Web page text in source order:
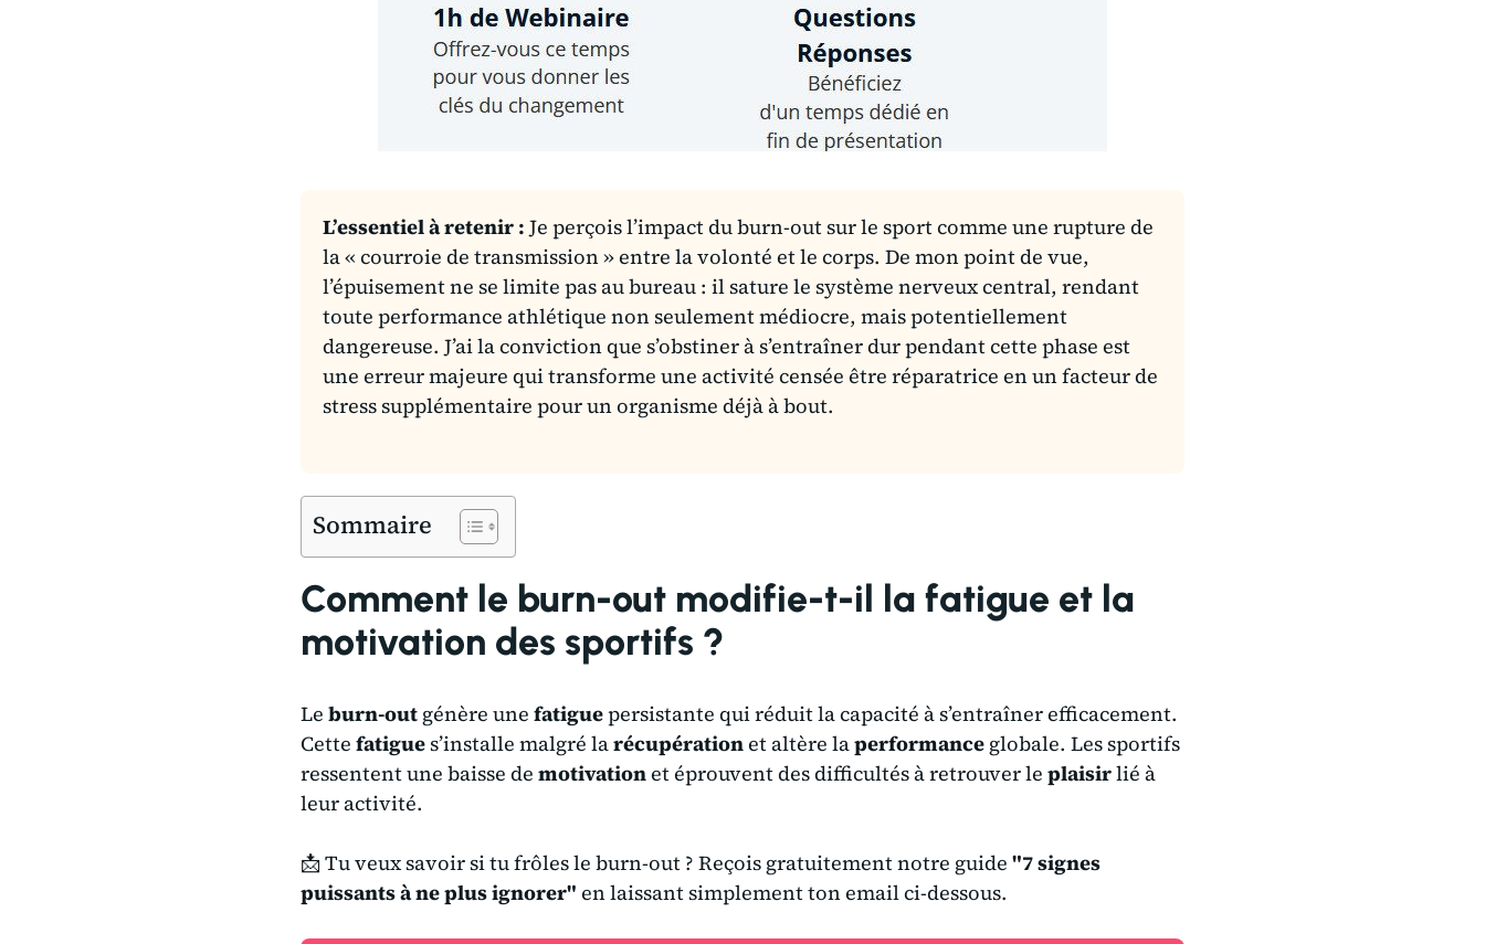
L’essentiel à retenir : Je perçois l’impact du burn-out sur le sport comme une rupture de
la « courroie de transmission » entre la volonté et le corps. De mon point de vue,
l’épuisement ne se limite pas au bureau : il sature le système nerveux central, rendant
toute performance athlétique non seulement médiocre, mais potentiellement
dangereuse. J’ai la conviction que s’obstiner à s’entraîner dur pendant cette phase est
une erreur majeure qui transforme une activité censée être réparatrice en un facteur de
stress supplémentaire pour un organisme déjà à bout.
Sommaire
Comment le burn-out modifie-t-il la fatigue et la
motivation des sportifs ?
Le burn-out génère une fatiguepersistante qui réduit la capacité à s’entraîner efficacement.
Cette fatigue s’installe malgré larécupérationet altère laperformance globale. Les sportifs
ressentent une baisse de motivationet éprouvent des difficultés à retrouver le plaisirlié à
leur activité.
📩 Tu veux savoir si tu frôles le burn-out ? Reçois gratuitement notre guide "7 signes
puissants à ne plus ignorer" en laissant simplement ton email ci-dessous.